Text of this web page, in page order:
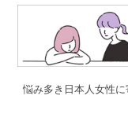
悩み多き日本人女性